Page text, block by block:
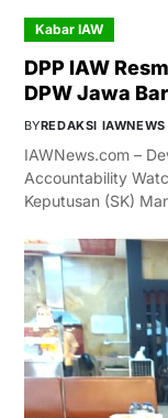
Kabar IAW
DPP IAW
DPW Jawa
BYREDAKSI IAWNEWS
IAWNews.com –
Accountability
Keputusan (SK)